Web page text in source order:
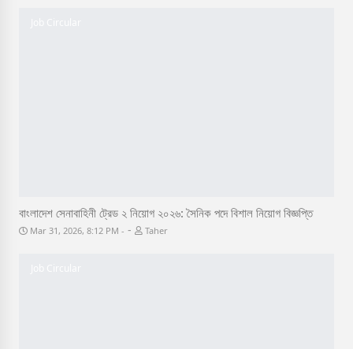
বাংলাদেশ সেনাবাহিনী ট্রেড ২ নিয়োগ ২০২৬: সৈনিক পদে বিশাল নিয়োগ বিজ্ঞপ্তি
Mar 31, 2026, 8:12 PM - Taher